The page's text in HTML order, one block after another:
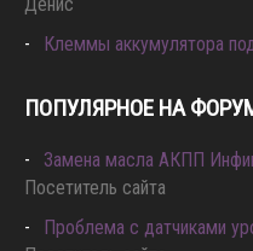
Денис
Клеммы аккумулятора
ПОПУЛЯРНОЕ НА
Замена масла АКПП
Посетитель сайта
Проблема с датчиками